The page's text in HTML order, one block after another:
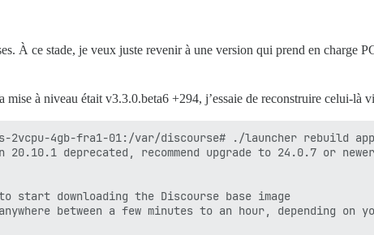
À ce stade, je veux juste revenir à une version qui prend en charge
mise à niveau était v3.3.0.beta6 +294, j’essaie de reconstruire celui-
s-2vcpu-4gb-fra1-01:/var/discourse# ./launcher rebuild app
20.10.1 deprecated, recommend upgrade to 24.0.7 or
to start downloading the Discourse base image
between a few minutes to an hour, depending on